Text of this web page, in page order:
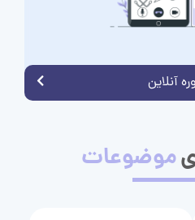
آنلاین
موضوعات